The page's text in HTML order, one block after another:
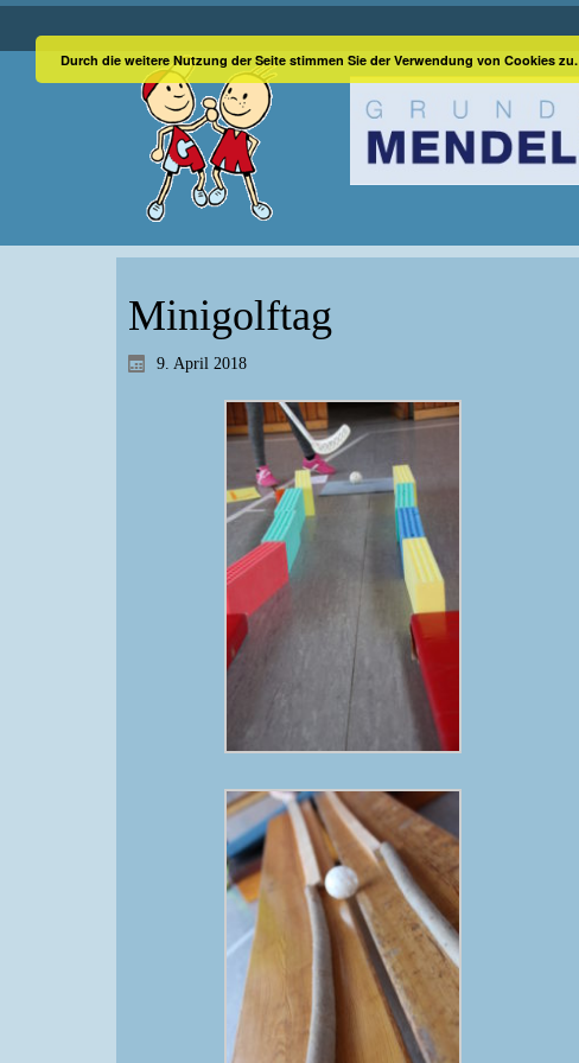
Minigolftag
9. April 2018
Durch die weitere Nutzung der Seite stimmen Sie der Verwendung von Cookies zu.